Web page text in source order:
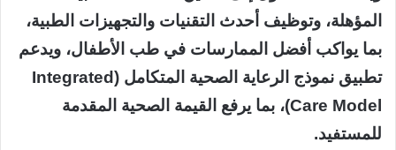
المؤهلة، وتوظيف أحدث التقنيات والتجهيزات الطبية،
بما يواكب أفضل الممارسات في طب الأطفال، ويدعم
تطبيق نموذج الرعاية الصحية المتكامل (Integrated
Care Model)، بما يرفع القيمة الصحية المقدمة
للمستفيد.